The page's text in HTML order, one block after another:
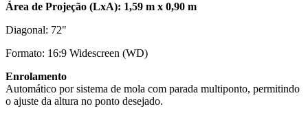
Área de Projeção (LxA): 1,59 m x 0,90 m
Diagonal: 72"
Formato: 16:9 Widescreen (WD)
Enrolamento
Automático por sistema de mola com parada multiponto, permitindo
o ajuste da altura no ponto desejado.